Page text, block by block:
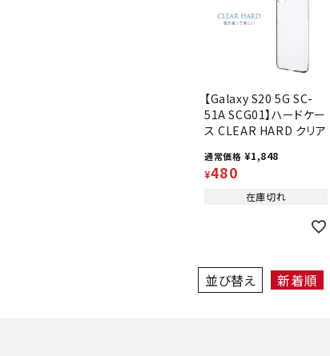
【Galaxy S20 5G SC-
51A SCG01】ハードケー
ス CLEAR HARD クリア
通常価格 ¥1,848
¥480
在庫切れ
並び替え 新着順